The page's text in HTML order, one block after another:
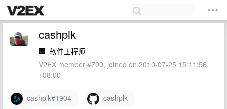
cashplk
🏢 软件工程师
V2EX member #790, joined on 2010-07-25 15:11:56
+08:00
cashplk#1904 cashplk